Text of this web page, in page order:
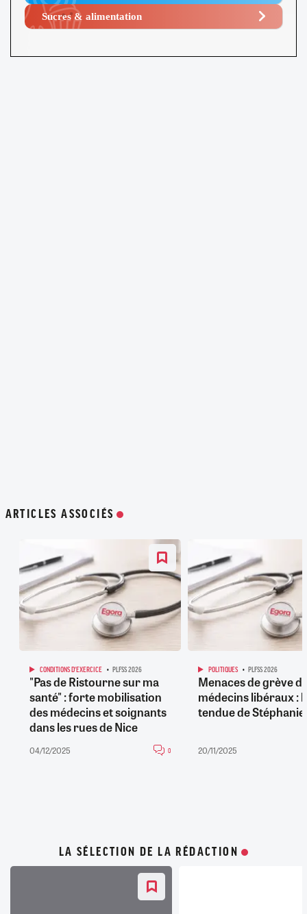
Sucres & alimentation​
ARTICLES ASSOCIÉS
CONDITIONS D'EXERCICE PLFSS 2026
"Pas de Ristourne sur ma
santé" : forte mobilisation
des médecins et soignants
dans les rues de Nice
04/12/2025 0
POLITIQUES PLFSS 2026
Menaces de grève
médecins libéraux :
tendue de Stéphanie
20/11/2025
LA SÉLECTION DE LA RÉDACTION